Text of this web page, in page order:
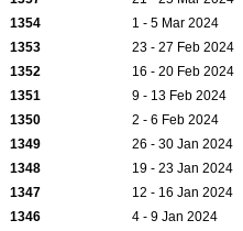
1354
1 - 5 Mar 2024
1353
23 - 27 Feb 2024
1352
16 - 20 Feb 2024
1351
9 - 13 Feb 2024
1350
2 - 6 Feb 2024
1349
26 - 30 Jan 2024
1348
19 - 23 Jan 2024
1347
12 - 16 Jan 2024
1346
4 - 9 Jan 2024